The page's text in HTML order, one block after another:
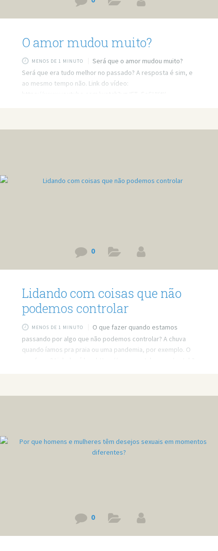
O amor mudou muito?
MENOS DE 1 MINUTO
Será que o amor mudou muito?
Será que era tudo melhor no passado? A resposta é sim, e
ao mesmo tempo não. Link do vídeo:
0
Lidando com coisas que não
podemos controlar
MENOS DE 1 MINUTO
O que fazer quando estamos
passando por algo que não podemos controlar? A chuva
quando íamos pra praia ou uma pandemia, por exemplo. O
0